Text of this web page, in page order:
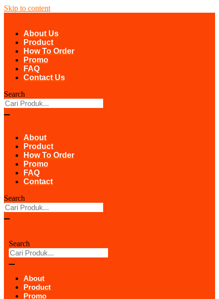
Skip to content
About Us
Product
How To Order
Promo
FAQ
Contact Us
Search
About
Product
How To Order
Promo
FAQ
Contact
Search
Search
About
Product
Promo